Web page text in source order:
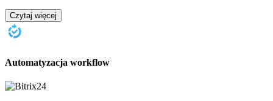
Czytaj więcej
Automatyzacja workflow